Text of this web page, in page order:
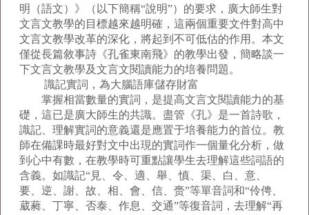
明（語文）》（以下簡稱“說明”）的要求，廣大師生對
文言文教學的目標越來越明確，這兩個重要文件對高中
文言文教學改革的深化，將起到不可低估的作用。本文
僅從長篇敘事詩《孔雀東南飛》的教學出發，簡略談一
下文言文教學及文言文閱讀能力的培養問題。
識記實詞，為大腦語庫儲存財富
掌握相當數量的實詞，是提高文言文閱讀能力的基
礎，這已是廣大師生的共識。盡管《孔》是一首詩歌，
識記、理解實詞的意義還是應置于培養能力的首位。教
師在備課時最好對文中出現的實詞作一個量化分析，做
到心中有數，在教學時可重點讓學生去理解這些詞語的
含義。如識記“見、令、適、舉、慎、渠、白、意、
要、逆、謝、故、相、會、信、赍”等單音詞和“伶俜、
葳蕤、丁寧、否泰、作息、交通”等復音詞，去理解“再